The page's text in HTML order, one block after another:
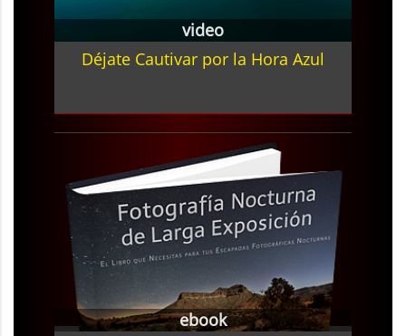
video
Déjate Cautivar por la Hora Azul
ebook